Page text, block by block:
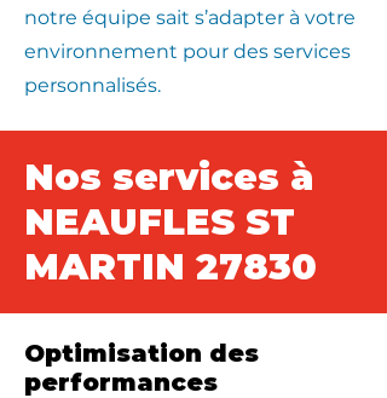
notre équipe sait s’adapter à votre
environnement pour des services
personnalisés.
Nos services à
NEAUFLES ST
MARTIN 27830
Optimisation des
performances